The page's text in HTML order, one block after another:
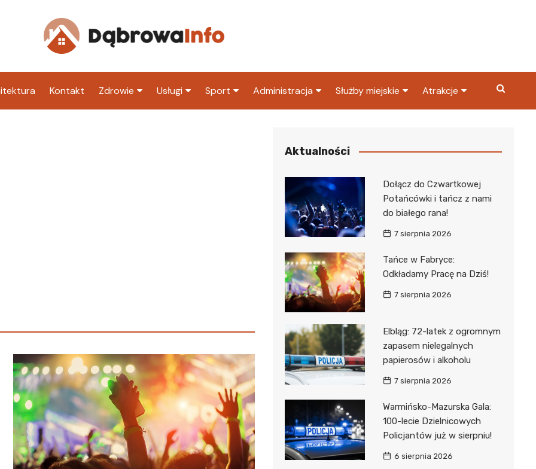
Kontakt Zdrowie Usługi Sport Administracja
Urząd Skarbowy
Służby miejskie
Policja
Atrakcje
Aktualności
Dołącz do Czwartkowej
Potańcówki i tańcz z nami
do białego rana!
7 sierpnia 2026
Tańce w Fabryce:
Odkładamy Pracę na Dziś!
7 sierpnia 2026
Elbląg: 72-latek z ogromnym
zapasem nielegalnych
papierosów i alkoholu
7 sierpnia 2026
Warmińsko-Mazurska Gala:
100-lecie Dzielnicowych
Policjantów już w sierpniu!
6 sierpnia 2026